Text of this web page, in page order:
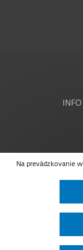
Na prevádzkovanie